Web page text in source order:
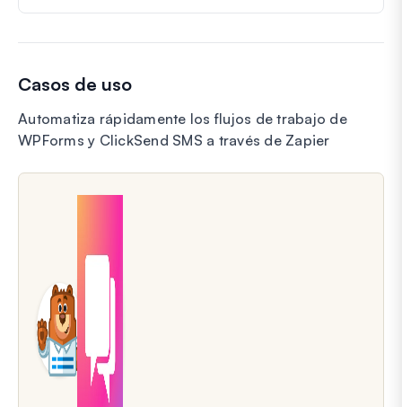
Casos de uso
Automatiza rápidamente los flujos de trabajo de
WPForms y ClickSend SMS a través de Zapier